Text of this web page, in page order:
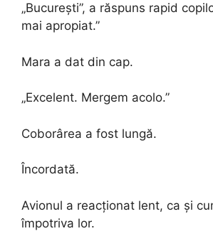
„București”, a răspuns rapid
mai apropiat.”
Mara a dat din cap.
„Excelent. Mergem acolo.”
Coborârea a fost lungă.
Încordată.
Avionul a reacționat lent, ca și
împotriva lor.